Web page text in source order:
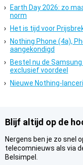
Earth Day 2026: zo
norm
Het is tijd voor
Nothing Phone (4a),
aangekondigd
Bestel nu de
exclusief voordeel
Nieuwe Nothing-
Blijf altijd op de
Nergens ben je zo snel
telecomnieuws als via
Belsimpel.